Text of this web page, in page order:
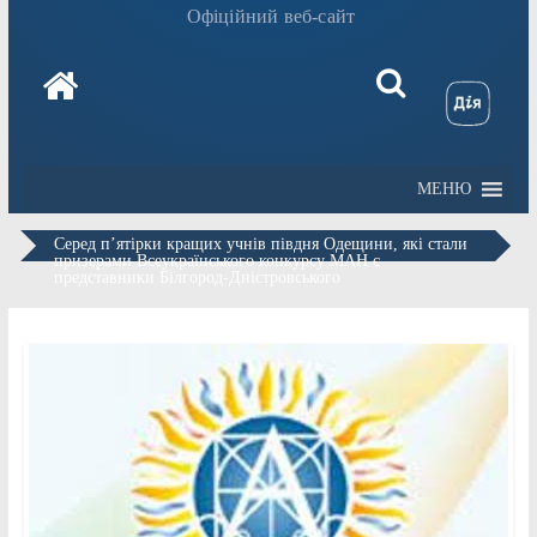
Офіційний веб-сайт
МЕНЮ
Серед п’ятірки кращих учнів півдня Одещини, які стали
призерами Всеукраїнського конкурсу МАН є